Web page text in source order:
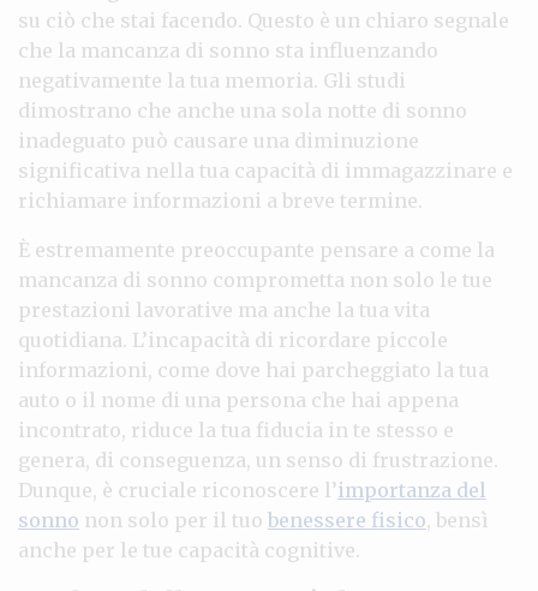
su ciò che stai facendo. Questo è un chiaro segnale
che la mancanza di sonno sta influenzando
negativamente la tua memoria. Gli studi
dimostrano che anche una sola notte di sonno
inadeguato può causare una diminuzione
significativa nella tua capacità di immagazzinare e
richiamare informazioni a breve termine.
È estremamente preoccupante pensare a come la
mancanza di sonno comprometta non solo le tue
prestazioni lavorative ma anche la tua vita
quotidiana. L’incapacità di ricordare piccole
informazioni, come dove hai parcheggiato la tua
auto o il nome di una persona che hai appena
incontrato, riduce la tua fiducia in te stesso e
genera, di conseguenza, un senso di frustrazione.
Dunque, è cruciale riconoscere l’importanza del
sonno non solo per il tuo benessere fisico, bensì
anche per le tue capacità cognitive.